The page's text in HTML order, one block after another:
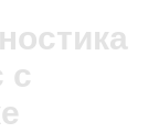
с